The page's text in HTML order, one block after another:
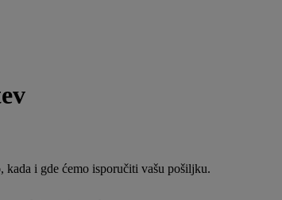
kada i gde ćemo isporučiti vašu pošiljku.